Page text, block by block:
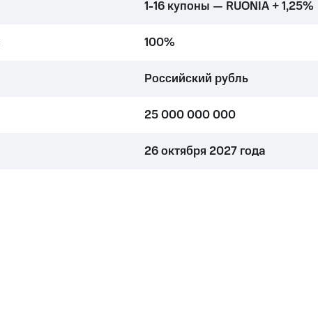
1-16 купоны — RUONIA + 1,25%
100%
Российский рубль
25 000 000 000
26 октября 2027 года